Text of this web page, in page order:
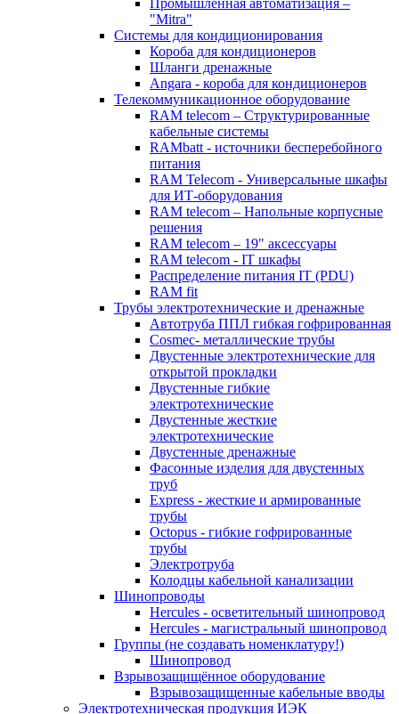
"Mitra"
Системы для кондиционирования
Короба для кондиционеров
Шланги дренажные
Angara - короба для кондиционеров
Телекоммуникационное оборудование
RAM telecom – Структурированные
кабельные системы
RAMbatt - источники бесперебойного
питания
RAM Telecom - Универсальные шкафы
для ИТ-оборудования
RAM telecom – Напольные корпусные
решения
RAM telecom – 19" аксессуары
RAM telecom - IT шкафы
Распределение питания IT (PDU)
RAM fit
Трубы электротехнические и дренажные
Автотруба ППЛ гибкая гофрированная
Cosmec- металлические трубы
Двустенные электротехнические для
открытой прокладки
Двустенные гибкие
электротехнические
Двустенные жесткие
электротехнические
Двустенные дренажные
Фасонные изделия для двустенных
труб
Express - жесткие и армированные
трубы
Octopus - гибкие гофрированные
трубы
Электротруба
Колодцы кабельной канализации
Шинопроводы
Hercules - осветительный шинопровод
Hercules - магистральный шинопровод
Группы (не создавать номенклатуру!)
Шинопровод
Взрывозащищённое оборудование
Взрывозащищенные кабельные вводы
Электротехническая продукция ИЭК